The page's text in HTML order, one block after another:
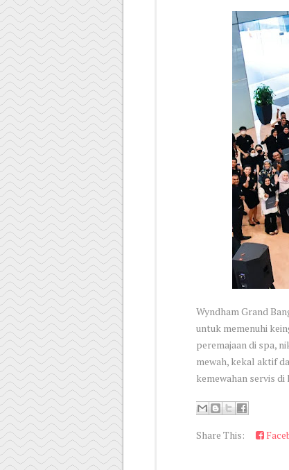
Wyndham Grand
untuk memenuhi
peremajaan di spa,
mewah, kekal aktif
kemewahan servis
Share This: